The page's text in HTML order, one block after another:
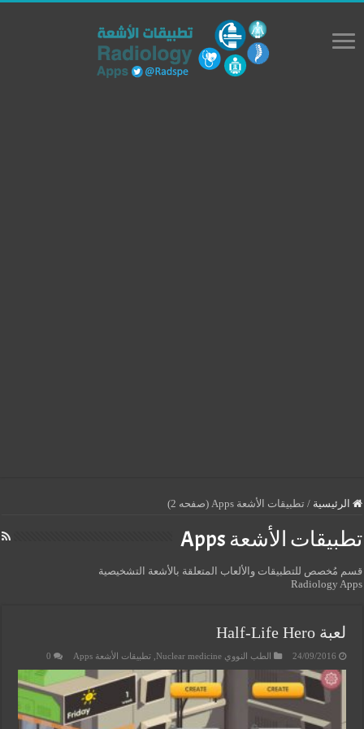
الرئيسية / تطبيقات الأشعة Apps (صفحه 2)
تطبيقات الأشعة Apps
قسم مُخصص للتطبيقات والألعاب المتعلقة بالأشعة التشخيصية
Radiology Apps
لعبة Half-Life Hero
24/09/2016 الطب النووي Nuclear medicine تطبيقات الأشعة Apps 0